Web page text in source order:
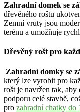
Zahradní domek se
dřevěného roštu
Zemní vruty jsou
terénu a umožňuje
Dřevěný rošt pro
Zahradní domky se
který lze vyrobit pro
rošt je navržen tak,
podporu celé stavbě,
pro zahradní chatky do